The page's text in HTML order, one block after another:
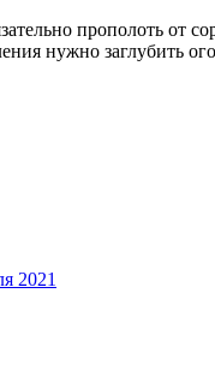
прополоть от
нужно заглубить
2021